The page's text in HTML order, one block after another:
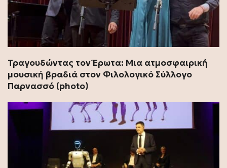
Τραγουδώντας τον Έρωτα: Μια ατμοσφαιρική
μουσική βραδιά στον Φιλολογικό Σύλλογο
Παρνασσό (photo)